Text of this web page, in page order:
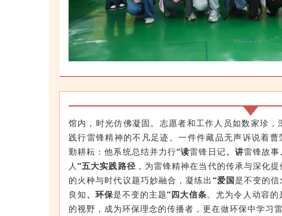
馆内，时光仿佛凝固。志愿者和工作人员如数家珍
践行雷锋精神的不凡足迹。一件件藏品无声诉说着
勤耕耘：他系统总结并力行“读雷锋日记、讲雷锋故事
人”五大实践路径 ，为雷锋精神在当代的传承与深化
的火种与时代议题巧妙融合，凝练出 “爱国是不变的信
良知、环保是不变的主题”四大信条。尤为令人动容
的视野，成为环保理念的传播者，更在做环保中学习